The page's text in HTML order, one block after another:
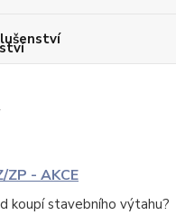
ZP - AKCE
koupí stavebního výtahu?